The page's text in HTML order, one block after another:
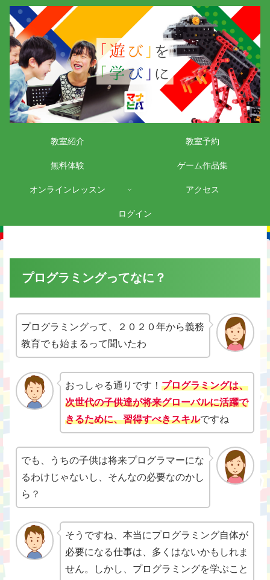
教室紹介 教室予約
無料体験 ゲーム作品集
オンラインレッスン アクセス
ログイン
プログラミングってなに？
プログラミングって、２０２０年から義務
教育でも始まるって聞いたわ
おっしゃる通りです！プログラミングは、
次世代の子供達が将来グローバルに活躍で
きるために、習得すべきスキルですね
でも、うちの子供は将来プログラマーにな
るわけじゃないし、そんなの必要なのかし
ら？
そうですね、本当にプログラミング自体が
必要になる仕事は、多くはないかもしれま
せん。しかし、プログラミングを学ぶこと